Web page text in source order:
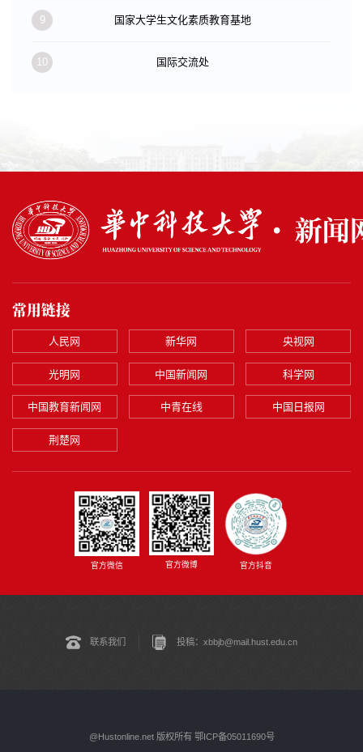
9 国家大学生文化素质教育基地
10 国际交流处
常用链接
人民网 新华网 央视网
光明网 中国新闻网 科学网
中国教育新闻网 中青在线 中国日报网
荆楚网
官方微信 官方微博 官方抖音
联系我们 投稿：xbbjb@mail.hust.edu.cn
@Hustonline.net 版权所有 鄂ICP备05011690号